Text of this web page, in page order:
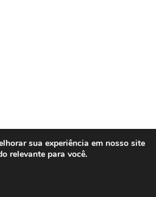
Empresarial -
sua experiência em nosso site
relevante para você.